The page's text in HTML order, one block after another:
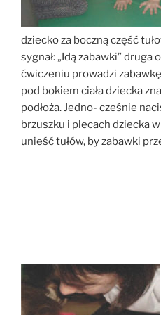
dziecko za boczną część
sygnał: „Idą zabawki”
ćwiczeniu prowadzi
pod bokiem ciała dziecka
podłoża. Jedno- cześnie
brzuszku i plecach dziecka
unieść tułów, by zabawki